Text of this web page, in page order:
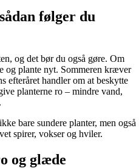
følger du
og det bør du også gøre. Om
og plante nyt. Sommeren kræver
efteråret handler om at beskytte
planterne ro – mindre vand,
bare sundere planter, men også
spirer, vokser og hviler.
og glæde